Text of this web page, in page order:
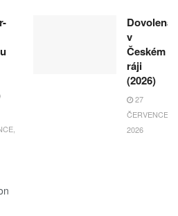
Dovolená
v
Českém
ráji
(2026)
27
ČERVENCE,
2026